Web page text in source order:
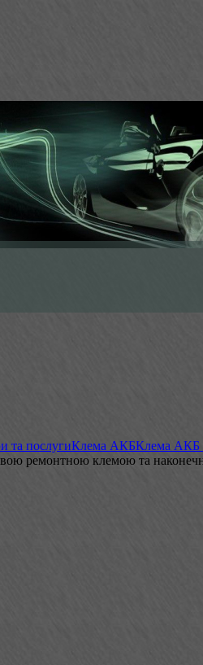
та послугиКлема АКБКлема АКБ
ремонтною клемою та